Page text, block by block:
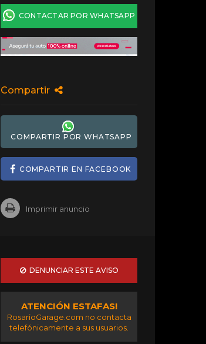
CONTACTAR POR WHATSAPP
Compartir
COMPARTIR POR WHATSAPP
COMPARTIR EN FACEBOOK
Imprimir anuncio
DENUNCIAR ESTE AVISO
ATENCIÓN ESTAFAS!
RosarioGarage.com no contacta
telefónicamente a sus usuarios.